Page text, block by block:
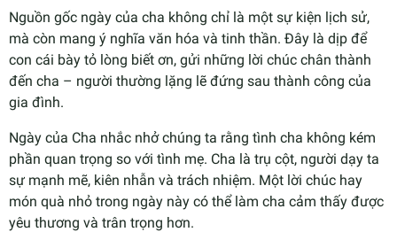
Nguồn gốc ngày của cha không chỉ là một sự kiện lịch sử,
mà còn mang ý nghĩa văn hóa và tinh thần. Đây là dịp để
con cái bày tỏ lòng biết ơn, gửi những lời chúc chân thành
đến cha – người thường lặng lẽ đứng sau thành công của
gia đình.
Ngày của Cha nhắc nhở chúng ta rằng tình cha không kém
phần quan trọng so với tình mẹ. Cha là trụ cột, người dạy ta
sự mạnh mẽ, kiên nhẫn và trách nhiệm. Một lời chúc hay
món quà nhỏ trong ngày này có thể làm cha cảm thấy được
yêu thương và trân trọng hơn.